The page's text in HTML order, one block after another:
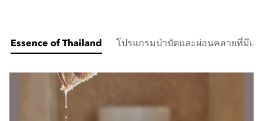
Essence of Thailand โปรแกรมบำบัดและผ่อนคลายที่มีเ